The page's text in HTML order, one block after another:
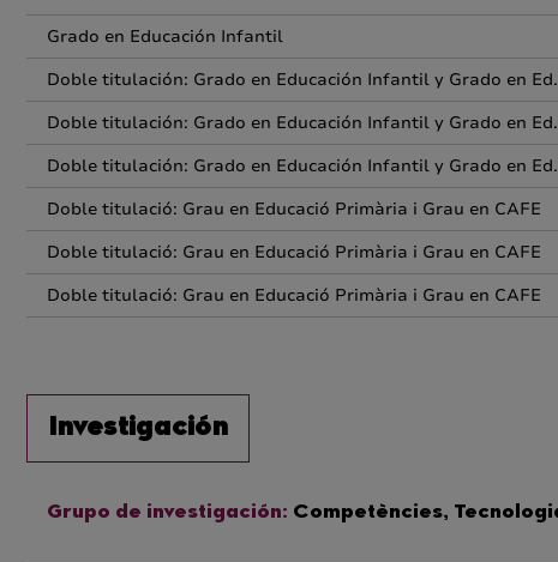
Grado en Educación Infantil
Doble titulación: Grado en Educación Infantil y Grado en
Doble titulación: Grado en Educación Infantil y Grado en
Doble titulación: Grado en Educación Infantil y Grado en
Doble titulació: Grau en Educació Primària i Grau en CAFE
Doble titulació: Grau en Educació Primària i Grau en CAFE
Doble titulació: Grau en Educació Primària i Grau en CAFE
Investigación
Grupo de investigación: Competències,